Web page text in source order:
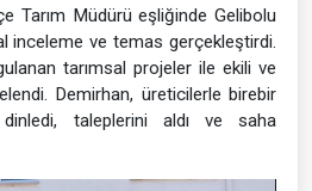
Tarım Müdürü eşliğinde Gelibolu
inceleme ve temas gerçekleştirdi.
tarımsal projeler ile ekili ve
Demirhan, üreticilerle birebir
dinledi, taleplerini aldı ve saha